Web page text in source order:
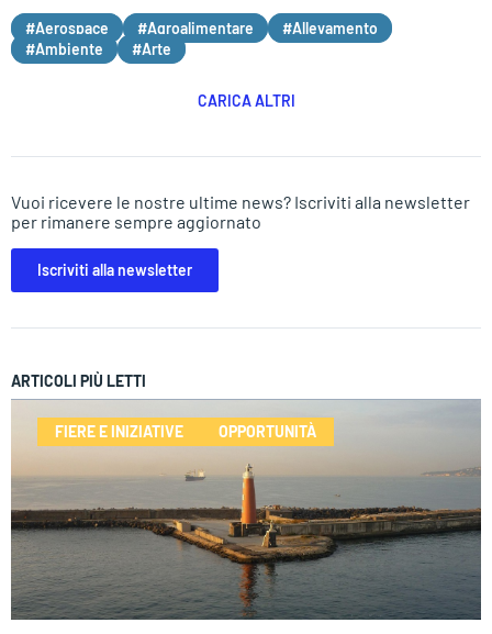
#Aerospace #Agroalimentare
#Allevamento
#Ambiente
#Arte
CARICA ALTRI
Vuoi ricevere le nostre ultime news? Iscriviti alla newsletter
per rimanere sempre aggiornato
Iscriviti alla newsletter
ARTICOLI PIÙ LETTI
FIERE E INIZIATIVE OPPORTUNITÀ